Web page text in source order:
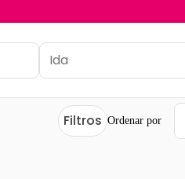
Filtros Ordenar por